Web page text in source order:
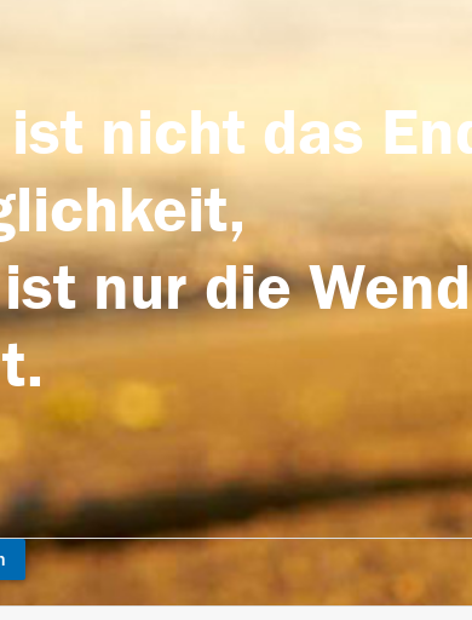
ist nicht das
nur die